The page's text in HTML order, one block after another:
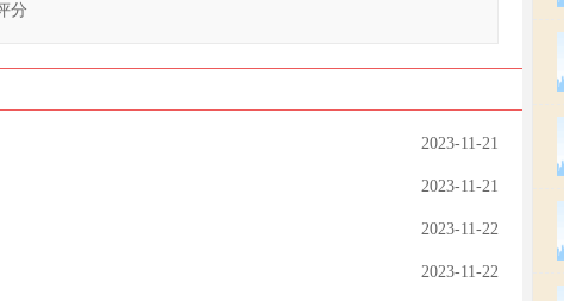
分
2023-11-21
2023-11-21
2023-11-22
2023-11-22